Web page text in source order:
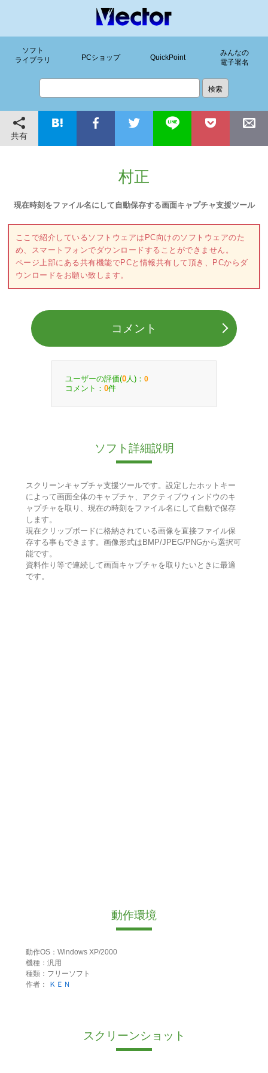
ソフト
ライブラリ
PCショップ QuickPoint
みんなの
電子署名
共有
村正
現在時刻をファイル名にして自動保存する画面キャプチャ支援ツール
ここで紹介しているソフトウェアはPC向けのソフトウェアのた
め、スマートフォンでダウンロードすることができません。
ページ上部にある共有機能でPCと情報共有して頂き、PCからダ
ウンロードをお願い致します。
コメント
ユーザーの評価(0 人)： 0
コメント： 0件
ソフト詳細説明
スクリーンキャプチャ支援ツールです。設定したホットキー
によって画面全体のキャプチャ、アクティブウィンドウのキ
ャプチャを取り、現在の時刻をファイル名にして自動で保存
します。
現在クリップボードに格納されている画像を直接ファイル保
存する事もできます。画像形式はBMP/JPEG/PNGから選択可
能です。
資料作り等で連続して画面キャプチャを取りたいときに最適
です。
動作環境
動作OS：Windows XP/2000
機種：汎用
種類：フリーソフト
作者：
ＫＥＮ
スクリーンショット